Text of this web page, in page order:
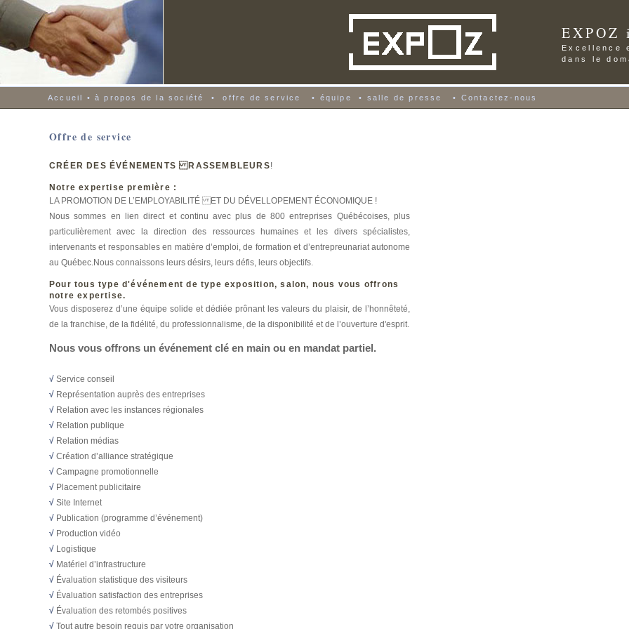
EXPOZ
Excellence
dans le
Accueil •à propos de la société •offre de service • équipe • salle de presse • Contactez-nous
Offre de service
CRÉER DES ÉVÉNEMENTS RASSEMBLEURS!
Notre expertise première :
LA PROMOTION DE L’EMPLOYABILITÉ ET DU DÉVELLOPEMENT ÉCONOMIQUE !
Nous sommes en lien direct et continu avec plus de 800 entreprises Québécoises, plus
particulièrement avec la direction des ressources humaines et les divers spécialistes,
intervenants et responsables en matière d’emploi, de formation et d’entrepreunariat autonome
au Québec.Nous connaissons leurs désirs, leurs défis, leurs objectifs.
Pour tous type d'événement de type exposition, salon, nous vous offrons
notre expertise.
Vous disposerez d’une équipe solide et dédiée prônant les valeurs du plaisir, de l’honnêteté,
de la franchise, de la fidélité, du professionnalisme, de la disponibilité et de l’ouverture d'esprit.
Nous vous offrons un événement clé en main ou en mandat partiel.
√ Service conseil
√ Représentation auprès des entreprises
√ Relation avec les instances régionales
√ Relation publique
√ Relation médias
√ Création d’alliance stratégique
√ Campagne promotionnelle
√ Placement publicitaire
√ Site Internet
√ Publication (programme d’événement)
√ Production vidéo
√ Logistique
√ Matériel d’infrastructure
√ Évaluation statistique des visiteurs
√ Évaluation satisfaction des entreprises
√ Évaluation des retombés positives
√ Tout autre besoin requis par votre organisation